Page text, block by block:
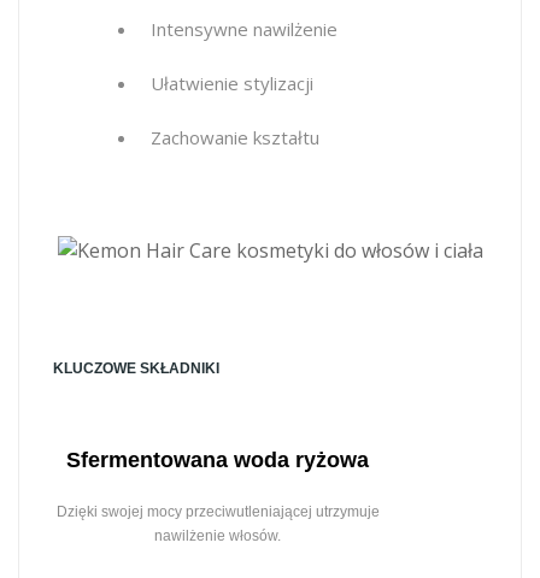
Intensywne nawilżenie
Ułatwienie stylizacji
Zachowanie kształtu
KLUCZOWE SKŁADNIKI
Sfermentowana woda ryżowa
Dzięki swojej mocy przeciwutleniającej utrzymuje
nawilżenie włosów.